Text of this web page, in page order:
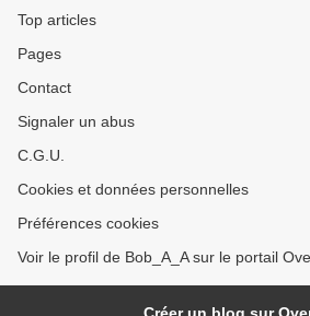
Top articles
Pages
Contact
Signaler un abus
C.G.U.
Cookies et données personnelles
Préférences cookies
Voir le profil de Bob_A_A sur le portail